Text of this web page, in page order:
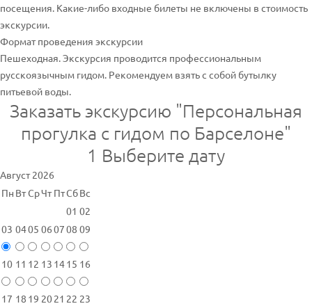
посещения. Какие-либо входные билеты не включены в стоимость
экскурсии.
Формат проведения экскурсии
Пешеходная. Экскурсия проводится профессиональным
русскоязычным гидом. Рекомендуем взять с собой бутылку
питьевой воды.
Заказать экскурсию "Персональная
прогулка с гидом по Барселоне"
1 Выберите дату
Август 2026
Пн ВтСрЧт ПтСбВс
01 02
03 0405 060708 09
10 11 12 13 1415 16
17 18 19 2021 22 23